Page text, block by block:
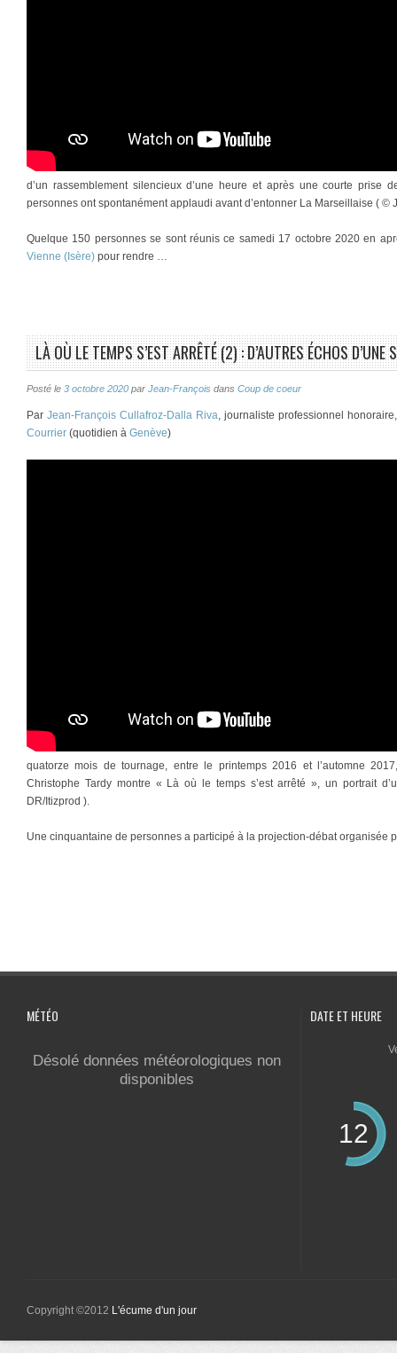
d’un rassemblement silencieux d’une heure et après une courte prise
personnes ont spontanément applaudi avant d’entonner La Marseillaise ( ©
Quelque 150 personnes se sont réunis ce samedi 17 octobre 2020 en
Vienne (Isère) pour rendre …
LÀ OÙ LE TEMPS S’EST ARRÊTÉ (2) : D’AUTRES ÉCHOS D’UNE
Posté le 3 octobre 2020 par Jean-François dans Coup de coeur
Par Jean-François Cullafroz-Dalla Riva, journaliste professionnel
Courrier (quotidien à Genève)
quatorze mois de tournage, entre le printemps 2016 et l’automne
Christophe Tardy montre « Là où le temps s’est arrêté », un portrait
DR/Itizprod ).
Une cinquantaine de personnes a participé à la projection-débat organisée
MÉTÉO
Désolé données météorologiques non
disponibles
DATE ET HEURE
12
Copyright ©2012 L'écume d'un jour